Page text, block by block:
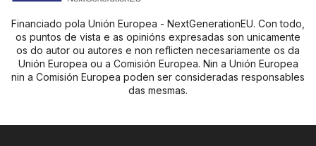
Financiado pola Unión Europea - NextGenerationEU. Con todo,
os puntos de vista e as opinións expresadas son unicamente
os do autor ou autores e non reflicten necesariamente os da
Unión Europea ou a Comisión Europea. Nin a Unión Europea
nin a Comisión Europea poden ser consideradas responsables
das mesmas.